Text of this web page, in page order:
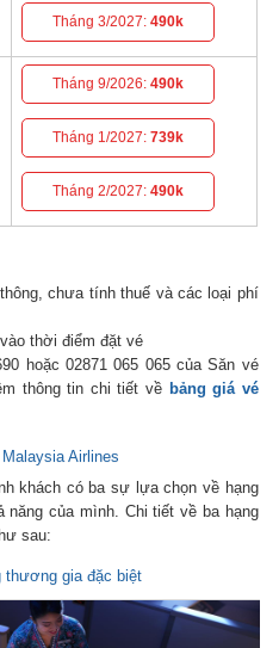
Tháng 3/2027:490k
Tháng 9/2026:490k
Tháng 1/2027:739k
Tháng 2/2027:490k
chưa tính thuế và các loại phí
thời điểm đặt vé
hoặc 02871 065 065 của Săn vé
thông tin chi tiết về bảng giá vé
Airlines
khách có ba sự lựa chọn về hạng
năng của mình. Chi tiết về ba hạng
sau:
thương gia đặc biệt